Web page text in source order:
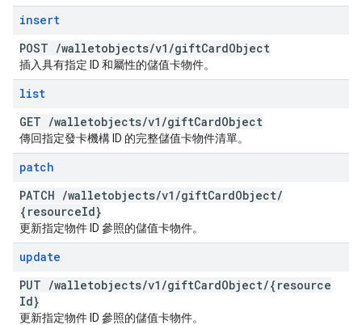
insert
POST /walletobjects/v1 /giftCardObject
插入具有指定 ID 和屬性的儲值卡物件。
list
GET /walletobjects/v1 /giftCardObject
傳回指定發卡機構 ID 的完整儲值卡物件清單。
patch
PATCH /walletobjects/v1 /giftCardObject/
{resourceId}
更新指定物件 ID 參照的儲值卡物件。
update
PUT /walletobjects/v1 /giftCardObject/{resource
Id}
更新指定物件 ID 參照的儲值卡物件。